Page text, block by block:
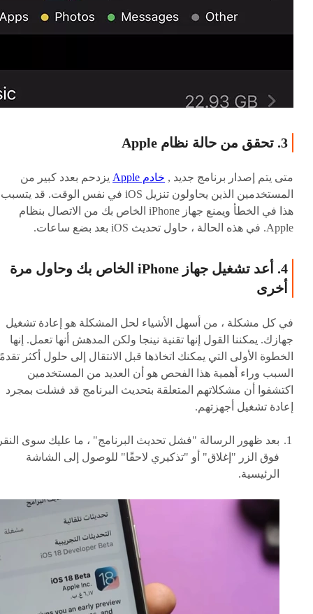
3. تحقق من حالة نظام Apple
متى يتم إصدار برنامج جديد , خادم Apple
يزدحم بعدد كبير من
المستخدمين الذين يحاولون تنزيل iOS في نفس الوقت. قد يتسبب
هذا في الخطأ ويمنع جهاز iPhone الخاص بك من الاتصال بنظام
Apple. في هذه الحالة ، حاول تحديث iOS بعد بضع ساعات.
4. أعد تشغيل جهاز iPhone الخاص بك وحاول مرة
أخرى
في كل مشكلة ، من أسهل الأشياء لحل المشكلة هو إعادة تشغيل
جهازك. يمكننا القول إنها تقنية نينجا ولكن المدهش أنها تعمل. إنها
الخطوة الأولى التي يمكنك اتخاذها قبل الانتقال إلى حلول أكثر
السبب وراء أهمية هذا الفحص هو أن العديد من المستخدمين
اكتشفوا أن مشكلاتهم المتعلقة بتحديث البرنامج قد فشلت بمجرد
إعادة تشغيل أجهزتهم.
بعد ظهور الرسالة "فشل تحديث البرنامج" ، ما عليك سوى
فوق الزر "إغلاق" أو "تذكيري لاحقًا" للوصول إلى الشاشة
الرئيسية.